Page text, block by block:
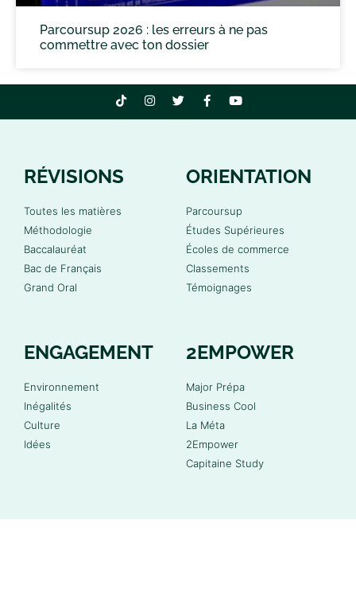
Parcoursup 2026 : les erreurs à ne pas
commettre avec ton dossier
RÉVISIONS
Toutes les matières
Méthodologie
Baccalauréat
Bac de Français
Grand Oral
ORIENTATION
Parcoursup
Études Supérieures
Écoles de commerce
Classements
Témoignages
ENGAGEMENT
Environnement
Inégalités
Culture
Idées
2EMPOWER
Major Prépa
Business Cool
La Méta
2Empower
Capitaine Study